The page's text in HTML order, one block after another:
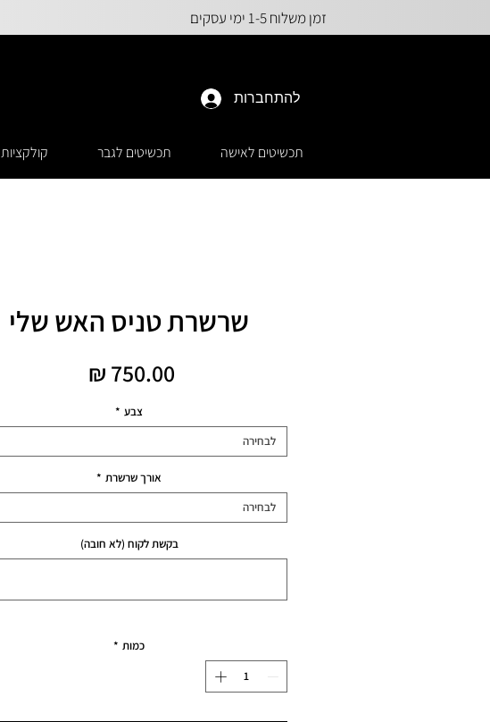
זמן משלוח 1-5 ימי עסקים
להתחברות
תכשיטים לאישה תכשיטים לגבר קולקציות
שרשרת טניס האש שלי
צבע *
לבחירה
אורך שרשרת *
לבחירה
בקשת לקוח (לא חובה)
כמות *